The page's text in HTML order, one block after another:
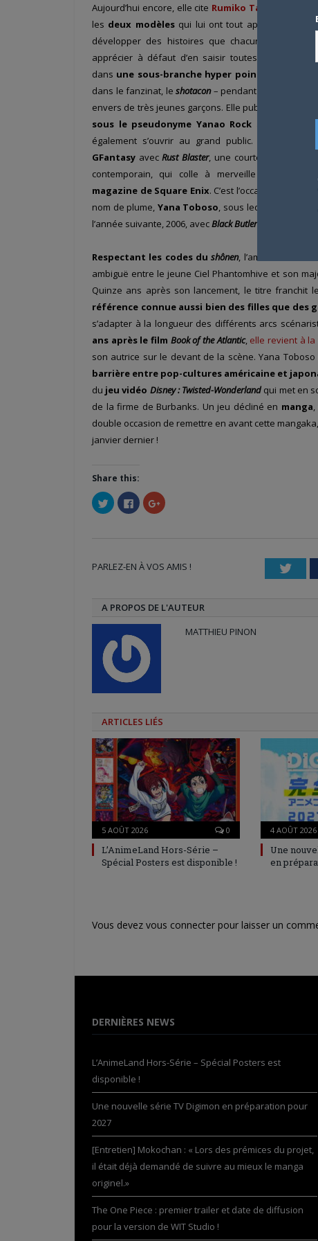
Aujourd’hui encore, elle cite Rumiko Takahashi
les deux modèlesqui lui ont tout appris de ce
développer des histoires que chacun, du plus
apprécier à défaut d’en saisir toutes les nuances.
dans une sous-branche hyper pointue
du
dans le fanzinat, le shotacon– pendant masculin du
envers de très jeunes garçons. Elle publie ainsi ses
sous le pseudonyme Yanao Rock
également s’ouvrir au grand public. Elle intègre
GFantasy avecRust Blaster, une courte histoire de
contemporain, qui colle à merveille à
la
magazine de Square Enix. C’est l’occasion pour
nom de plume, Yana Toboso, sous lequel elle
l’année suivante, 2006, avecBlack Butler
Respectant les codes dushônen, l’ambiance
ambiguë entre le jeune Ciel Phantomhive et son
Quinze ans après son lancement, le titre franchit
référence connue aussi bien des filles que des
s’adapter à la longueur des différents arcs
ans après le film Book of the Atlantic, elle revient à
son autrice sur le devant de la scène. Yana
barrière entre pop-cultures américaine et
du jeu vidéo Disney : Twisted-Wonderland qui met en
de la firme de Burbanks. Un jeu décliné en manga
double occasion de remettre en avant cette
janvier dernier !
Share this:
Cliquez
pour
partager
fenêtre)
Cliquez
pour
partager
fenêtre)
Cliquez
pour
nouvelle
PARLEZ-EN À VOS AMIS !
A PROPOS DE L'AUTEUR
MATTHIEU PINON
ARTICLES LIÉS
5 AOÛT 2026 0
L’AnimeLand Hors-Série –
Spécial Posters est disponible !
4 AOÛT 2026
Une
en
Vous devez vous connecter pour laisser un
DERNIÈRES NEWS
L’AnimeLand Hors-Série – Spécial Posters est
disponible !
Une nouvelle série TV Digimon en préparation pour
2027
[Entretien] Mokochan : « Lors des prémices du projet,
il était déjà demandé de suivre au mieux le manga
originel.»
The One Piece : premier trailer et date de diffusion
pour la version de WIT Studio !